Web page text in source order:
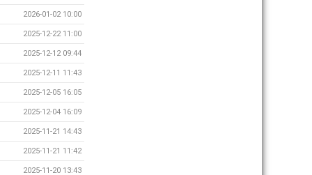
2026-01-02 10:00
2025-12-22 11:00
2025-12-12 09:44
2025-12-11 11:43
2025-12-05 16:05
2025-12-04 16:09
2025-11-21 14:43
2025-11-21 11:42
2025-11-20 13:43